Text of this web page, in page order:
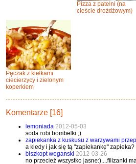
Pizza z patelni (na
cieście drożdżowym)
Pęczak z kiełkami
ciecierzycy i zielonym
koperkiem
Komentarze [16]
lemoniada 2012-05-03
soda robi bombelki ;)
zapiekanka z kuskusu z warzywami
a kiedy i jak się tą "zapiekankę" zapieka?
biszkopt weganski 2012-03-26
no przecież wszystko jasne:)....filizanki